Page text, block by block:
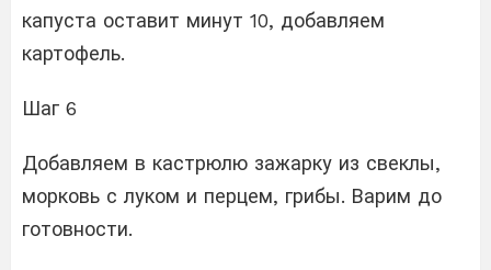
капуста оставит минут 10, добавляем
картофель.
Шаг 6
Добавляем в кастрюлю зажарку из свеклы,
морковь с луком и перцем, грибы. Варим до
готовности.